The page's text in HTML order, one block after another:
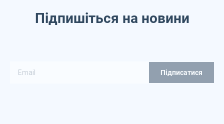
Підпишіться на новини